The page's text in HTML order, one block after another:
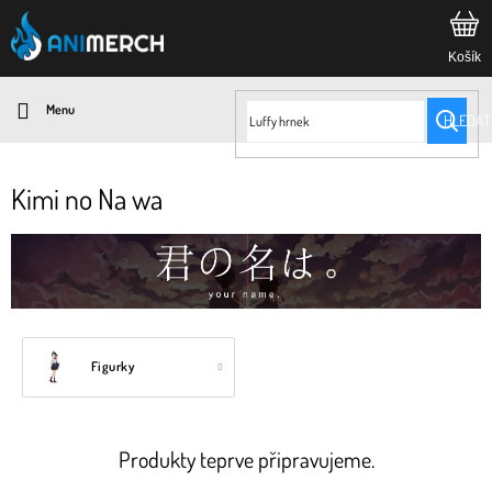
Přejít
na
obsah
HLEDAT
Kimi no Na wa
Figurky
Produkty teprve připravujeme.